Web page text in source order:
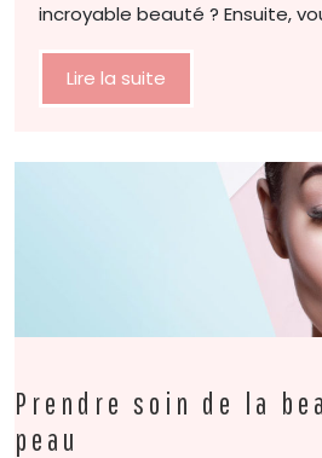
incroyable beauté ? Ensuite,
Lire la suite
Prendre soin de la
peau